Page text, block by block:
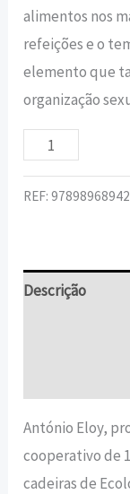
alimentos nos
refeições e o
elemento que
organização
REF:
Descrição
António Eloy,
cooperativo de
cadeiras de